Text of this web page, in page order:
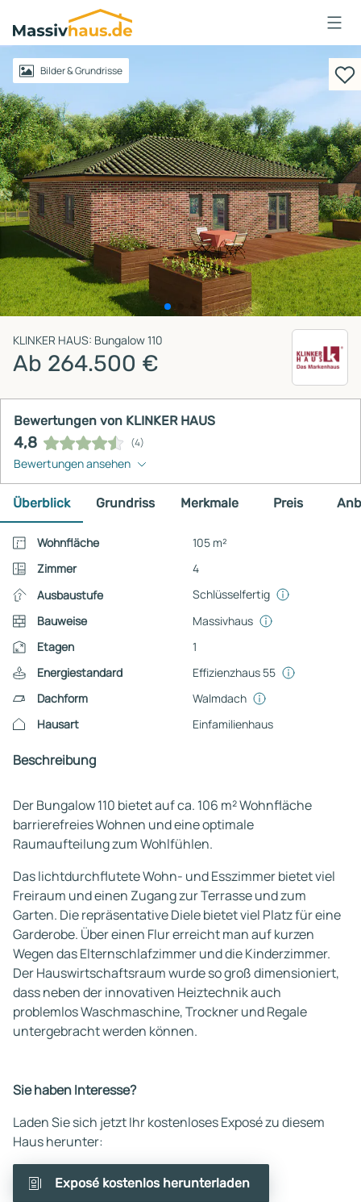
Massivhaus
Logo
AnmeldenBilder & Grundrisse
KLINKER HAUS: Bungalow 110
Ab 264.500 €
Bewertungen von KLINKER HAUS
4,8 (4)
Bewertungen ansehen
Überblick Grundriss Merkmale Preis
Wohnfläche
105 m²
Zimmer
4
Ausbaustufe
Schlüsselfertig
Bauweise
Massivhaus
Etagen
1
Energiestandard
Effizienzhaus 55
Dachform
Walmdach
Hausart
Einfamilienhaus
Beschreibung
Der Bungalow 110 bietet auf ca. 106 m² Wohnfläche
barrierefreies Wohnen und eine optimale
Raumaufteilung zum Wohlfühlen.
Das lichtdurchflutete Wohn- und Esszimmer bietet viel
Freiraum und einen Zugang zur Terrasse und zum
Garten. Die repräsentative Diele bietet viel Platz für eine
Garderobe. Über einen Flur erreicht man auf kurzen
Wegen das Elternschlafzimmer und die Kinderzimmer.
Der Hauswirtschaftsraum wurde so groß dimensioniert,
dass neben der innovativen Heiztechnik auch
problemlos Waschmaschine, Trockner und Regale
untergebracht werden können.
Sie haben Interesse?
Laden Sie sich jetzt Ihr kostenloses Exposé zu diesem
Haus herunter:
Exposé kostenlos herunterladen